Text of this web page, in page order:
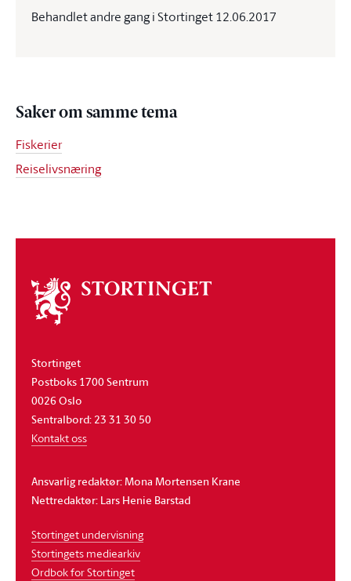
Behandlet andre gang i Stortinget 12.06.2017
Saker om samme tema
Fiskerier
Reiselivsnæring
Om
stortinget
Stortinget
Postboks 1700 Sentrum
0026 Oslo
Sentralbord: 23 31 30 50
Kontakt oss
Ansvarlig redaktør: Mona Mortensen Krane
Nettredaktør: Lars Henie Barstad
Stortinget undervisning
Stortingets mediearkiv
Ordbok for Stortinget